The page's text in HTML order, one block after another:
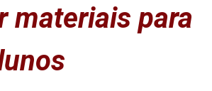
materiais para